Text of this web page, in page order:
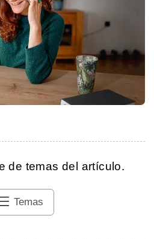
de temas del artículo.
Temas